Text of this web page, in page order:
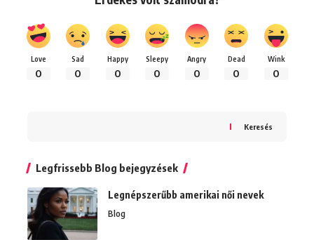
Love
0
Sad
0
Happy
0
Sleepy
0
Angry
0
Dead
0
Wink
0
Keresés
Legfrissebb Blog bejegyzések
Legnépszerűbb amerikai női nevek
Blog